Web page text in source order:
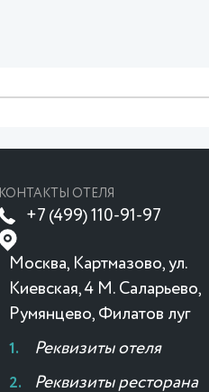
КОНТАКТЫ ОТЕЛЯ
+7 (499) 110-91-97
Москва, Картмазово, ул.
Киевская, 4 М. Саларьево,
Румянцево, Филатов луг
Реквизиты отеля
Реквизиты ресторана